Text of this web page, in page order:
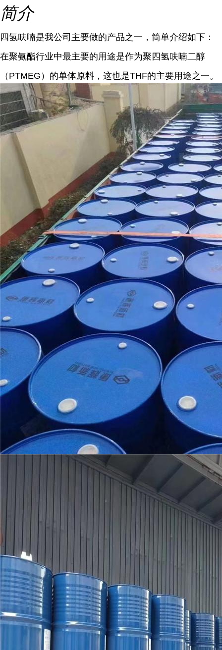
简介
四氢呋喃是我公司主要做的产品之一，简单介绍如下：
在聚氨酯行业中最主要的用途是作为聚四氢呋喃二醇
（PTMEG）的单体原料，这也是THF的主要用途之一。